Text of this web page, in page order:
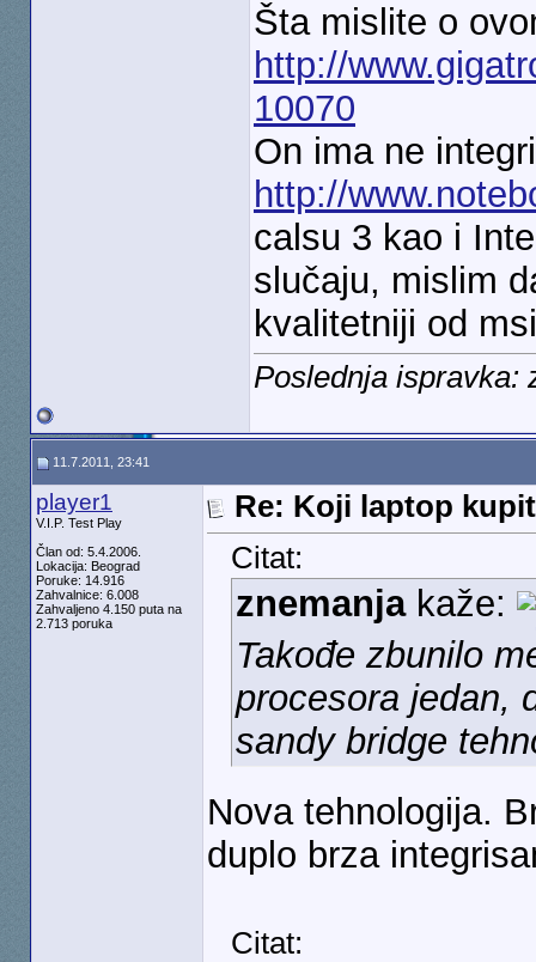
Šta mislite o
http://
10070
On ima ne
http://
calsu 3 kao i
slučaju, mislim
kvalitetniji od
Poslednja ispravka:
11.7.2011, 23:41
player1
V.I.P. Test Play
Član od: 5.4.2006.
Lokacija: Beograd
Poruke: 14.916
Zahvalnice: 6.008
Zahvaljeno 4.150 puta na
2.713 poruka
Re: Koji laptop
Citat:
znemanjakaže:
Takođe zbunilo
procesora jedan,
sandy bridge
Nova tehnologija.
duplo brza
Citat: